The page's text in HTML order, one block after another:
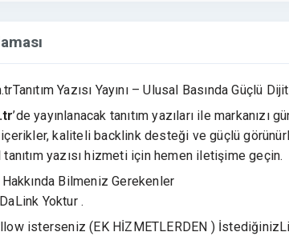
Yazısı Yayını – Ulusal Basında Güçlü
’de yayınlanacak tanıtım yazıları ile
kaliteli backlink desteği ve güçlü
yazısı hizmeti için hemen iletişime geçin.
Bilmeniz Gerekenler
Yoktur .
isterseniz (EK HİZMETLERDEN )